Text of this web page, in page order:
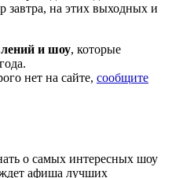
завтра, на этих выходных и
и шоу, которые
нет на сайте, сообщите
о самых интересных шоу
афиша лучших